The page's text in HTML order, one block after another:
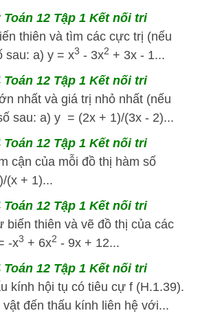
12 Tập 1 Kết nối tri
thiên và tìm các cực trị (nếu
sau: a) y = x3 - 3x2 + 3x - 1...
12 Tập 1 Kết nối tri
nhất và giá trị nhỏ nhất (nếu
sau: a) y = (2x + 1)/(3x - 2)...
12 Tập 1 Kết nối tri
cận của mỗi đồ thị hàm số
(x + 1)...
12 Tập 1 Kết nối tri
biến thiên và vẽ đồ thị của các
-x3 + 6x2 - 9x + 12...
12 Tập 1 Kết nối tri
kính hội tụ có tiêu cự f (H.1.39).
đến thấu kính liên hệ với...